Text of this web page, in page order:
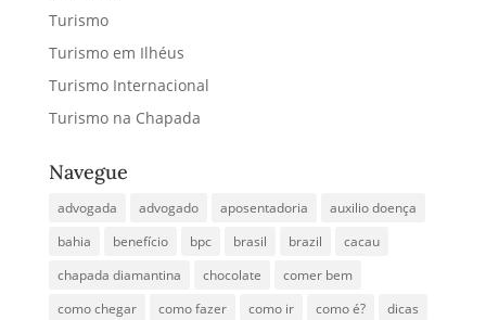
Turismo
Turismo em Ilhéus
Turismo Internacional
Turismo na Chapada
Navegue
advogada advogado aposentadoria
auxilio doença
bahia
benefício bpc brasil brazil
cacau
chapada diamantina
chocolate
comer bem
como chegar
como fazer como ir como é?
dicas